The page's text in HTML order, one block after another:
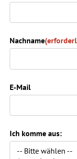
Nachname
E-Mail
Ich komme aus: